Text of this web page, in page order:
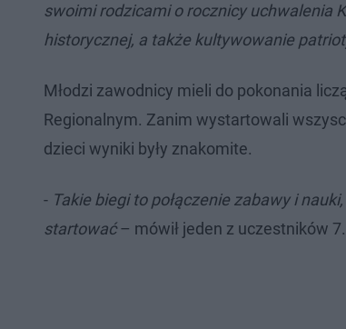
swoimi rodzicami o rocznicy uchwalenia
historycznej, a także kultywowanie
Młodzi zawodnicy mieli do pokonania
Regionalnym. Zanim wystartowali
dzieci wyniki były znakomite.
- Takie biegi to połączenie zabawy i
startować– mówił jeden z uczestników